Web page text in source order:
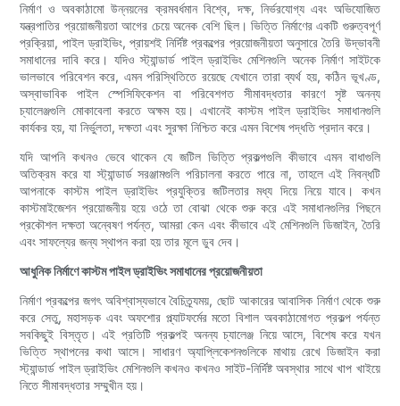
নির্মাণ ও অবকাঠামো উন্নয়নের ক্রমবর্ধমান বিশ্বে, দক্ষ, নির্ভরযোগ্য এবং অভিযোজিত
যন্ত্রপাতির প্রয়োজনীয়তা আগের চেয়ে অনেক বেশি ছিল। ভিত্তি নির্মাণের একটি গুরুত্বপূর্ণ
প্রক্রিয়া, পাইল ড্রাইভিং, প্রায়শই নির্দিষ্ট প্রকল্পের প্রয়োজনীয়তা অনুসারে তৈরি উদ্ভাবনী
সমাধানের দাবি করে। যদিও স্ট্যান্ডার্ড পাইল ড্রাইভিং মেশিনগুলি অনেক নির্মাণ সাইটকে
ভালভাবে পরিবেশন করে, এমন পরিস্থিতিতে রয়েছে যেখানে তারা ব্যর্থ হয়, কঠিন ভূখণ্ড,
অস্বাভাবিক পাইল স্পেসিফিকেশন বা পরিবেশগত সীমাবদ্ধতার কারণে সৃষ্ট অনন্য
চ্যালেঞ্জগুলি মোকাবেলা করতে অক্ষম হয়। এখানেই কাস্টম পাইল ড্রাইভিং সমাধানগুলি
কার্যকর হয়, যা নির্ভুলতা, দক্ষতা এবং সুরক্ষা নিশ্চিত করে এমন বিশেষ পদ্ধতি প্রদান করে।
যদি আপনি কখনও ভেবে থাকেন যে জটিল ভিত্তি প্রকল্পগুলি কীভাবে এমন বাধাগুলি
অতিক্রম করে যা স্ট্যান্ডার্ড সরঞ্জামগুলি পরিচালনা করতে পারে না, তাহলে এই নিবন্ধটি
আপনাকে কাস্টম পাইল ড্রাইভিং প্রযুক্তির জটিলতার মধ্য দিয়ে নিয়ে যাবে। কখন
কাস্টমাইজেশন প্রয়োজনীয় হয়ে ওঠে তা বোঝা থেকে শুরু করে এই সমাধানগুলির পিছনে
প্রকৌশল দক্ষতা অন্বেষণ পর্যন্ত, আমরা কেন এবং কীভাবে এই মেশিনগুলি ডিজাইন, তৈরি
এবং সাফল্যের জন্য স্থাপন করা হয় তার মূলে ডুব দেব।
আধুনিক নির্মাণে কাস্টম পাইল ড্রাইভিং সমাধানের প্রয়োজনীয়তা
নির্মাণ প্রকল্পের জগৎ অবিশ্বাস্যভাবে বৈচিত্র্যময়, ছোট আকারের আবাসিক নির্মাণ থেকে শুরু
করে সেতু, মহাসড়ক এবং অফশোর প্ল্যাটফর্মের মতো বিশাল অবকাঠামোগত প্রকল্প পর্যন্ত
সবকিছুই বিস্তৃত। এই প্রতিটি প্রকল্পই অনন্য চ্যালেঞ্জ নিয়ে আসে, বিশেষ করে যখন
ভিত্তি স্থাপনের কথা আসে। সাধারণ অ্যাপ্লিকেশনগুলিকে মাথায় রেখে ডিজাইন করা
স্ট্যান্ডার্ড পাইল ড্রাইভিং মেশিনগুলি কখনও কখনও সাইট-নির্দিষ্ট অবস্থার সাথে খাপ খাইয়ে
নিতে সীমাবদ্ধতার সম্মুখীন হয়।